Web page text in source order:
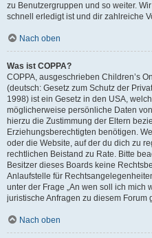
zu Benutzergruppen und so weiter.
schnell erledigt ist und dir zahlreiche
Nach oben
Was ist COPPA?
COPPA, ausgeschrieben Children’s
(deutsch: Gesetz zum Schutz der
1998) ist ein Gesetz in den USA,
möglicherweise persönliche Daten
hierzu die Zustimmung der Eltern
Erziehungsberechtigten benötigen.
oder die Website, auf der du dich zu
rechtlichen Beistand zu Rate. Bitte
Besitzer dieses Boards keine
Anlaufstelle für
unter der Frage „An wen soll ich mich
juristische Anfragen zu diesem Forum
Nach oben